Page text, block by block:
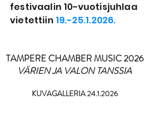
festivaalin 10-vuotisjuhlaa
vietettiin 19.-25.1.2026.
TAMPERE CHAMBER MUSIC 2026
VÄRIEN JA VALON TANSSIA
KUVAGALLERIA24.1.2026